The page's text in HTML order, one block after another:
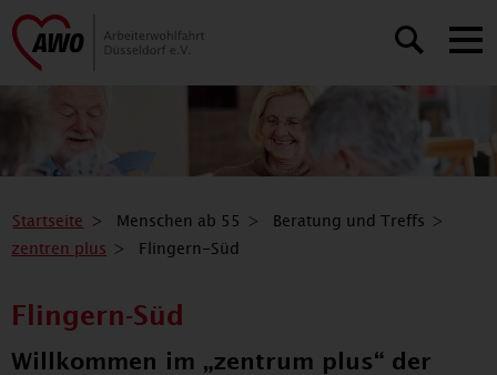
Startseite Menschen ab 55
Beratung und Treffs
zentren plus
Flingern-Süd
Flingern-Süd
Willkommen im „zentrum plus“ der